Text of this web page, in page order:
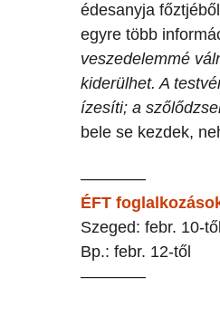
édesanyja
egyre több
veszedelemmé
kiderülhet. A
ízesíti; a
bele se kezdek,
————
ÉFT
Szeged: febr. 10-től
Bp.: febr. 12-től
————